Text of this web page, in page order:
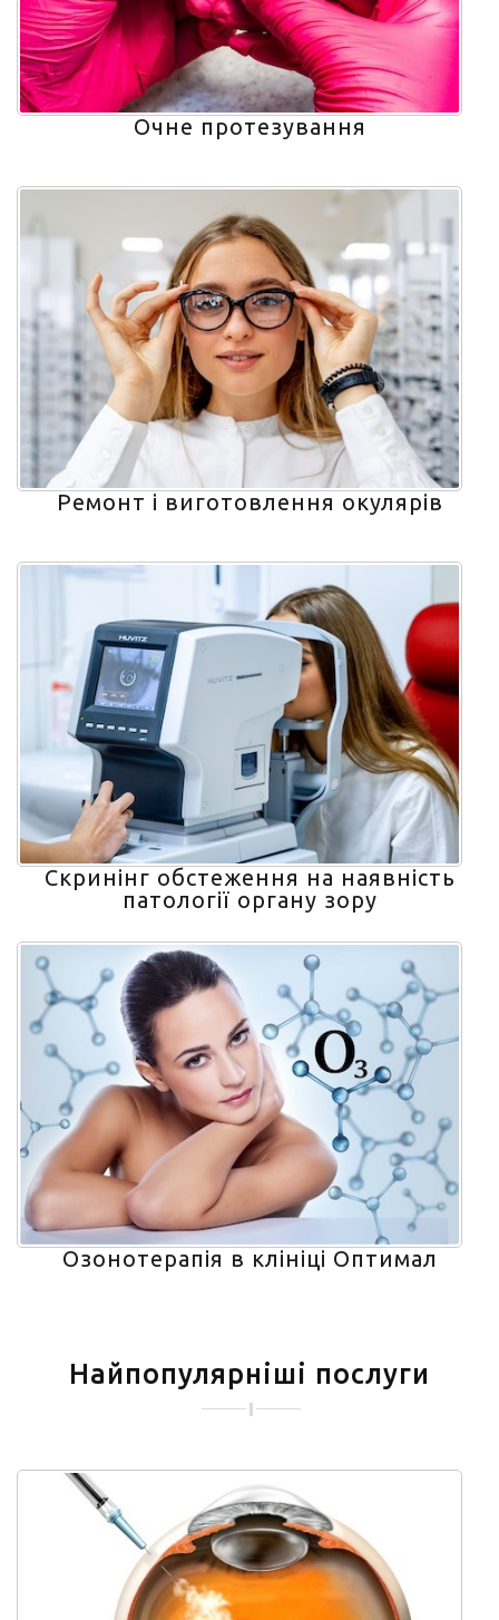
Очне протезування
Ремонт і виготовлення окулярів
Скринінг обстеження на наявність
патології органу зору
Озонотерапія в клініці Оптимал
Найпопулярніші послуги